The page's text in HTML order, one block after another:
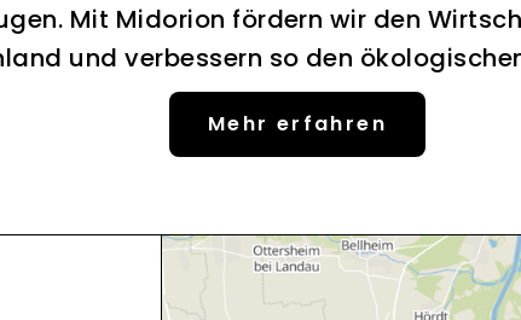
Mit Midorion fördern wir den
und verbessern so den
Mehr erfahren